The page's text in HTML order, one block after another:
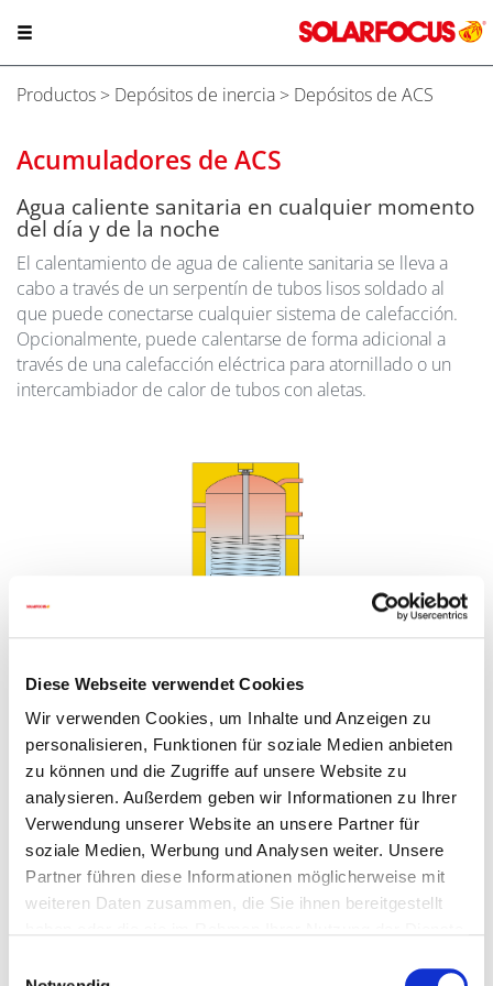
Diese Webseite verwendet Cookies
Wir verwenden Cookies, um Inhalte und Anzeigen zu
personalisieren, Funktionen für soziale Medien anbieten
zu können und die Zugriffe auf unsere Website zu
analysieren. Außerdem geben wir Informationen zu Ihrer
Verwendung unserer Website an unsere Partner für
soziale Medien, Werbung und Analysen weiter. Unsere
Partner führen diese Informationen möglicherweise mit
weiteren Daten zusammen, die Sie ihnen bereitgestellt
Productos > Depósitos de inercia > Depósitos de ACS
Acumuladores de ACS
Agua caliente sanitaria en cualquier momento
del día y de la noche
El calentamiento de agua de caliente sanitaria se lleva a
cabo a través de un serpentín de tubos lisos soldado al
que puede conectarse cualquier sistema de calefacción.
Opcionalmente, puede calentarse de forma adicional a
través de una calefacción eléctrica para atornillado o un
intercambiador de calor de tubos con aletas.
Acumulador de ACS ECOLINE monovalente
Acumulador de acero con esmaltado y con un
serpentín embutido para calentamiento posterior
Ánodo sacrificial de magnesio
Aislamiento de espuma rígida de poliuretano de 50
mm, espumado directamente
9006